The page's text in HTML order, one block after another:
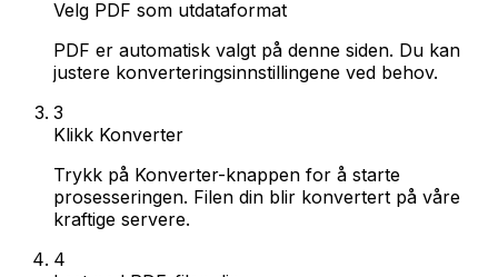
Velg PDF som utdataformat
PDF er automatisk valgt på denne siden. Du kan
justere konverteringsinnstillingene ved behov.
3
Klikk Konverter
Trykk på Konverter-knappen for å starte
prosesseringen. Filen din blir konvertert på våre
kraftige servere.
4